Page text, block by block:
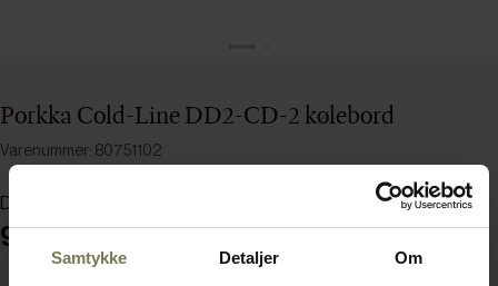
Samtykke Detaljer Om
Porkka Cold-Line DD2-CD-2 kølebord
Varenummer: 80751102
Din pris (ekskl. moms)
92.000,00 kr./stk.